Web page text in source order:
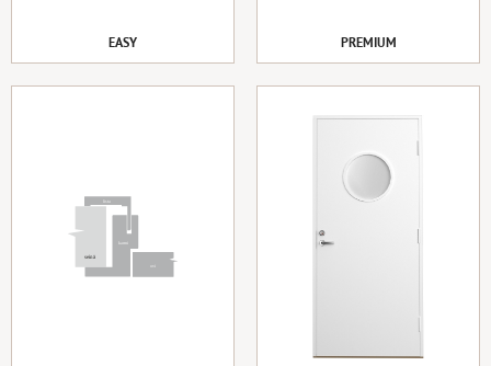
EASY PREMIUM